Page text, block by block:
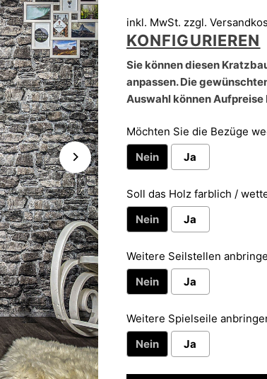
inkl. MwSt. zzgl.
KONFIGURIEREN
Sie können diesen
anpassen. Die
Auswahl können
Möchten Sie die Bezüge
Nein
Ja
Soll das Holz farblich /
Nein
Ja
Weitere Seilstellen
Nein
Ja
Weitere Spielseile
Nein
Ja